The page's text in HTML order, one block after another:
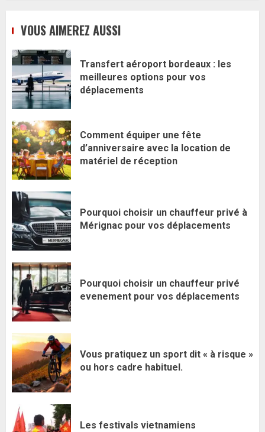
VOUS AIMEREZ AUSSI
Transfert aéroport bordeaux : les
meilleures options pour vos
déplacements
Comment équiper une fête
d’anniversaire avec la location de
matériel de réception
Pourquoi choisir un chauffeur privé à
Mérignac pour vos déplacements
Pourquoi choisir un chauffeur privé
evenement pour vos déplacements
Vous pratiquez un sport dit « à risque »
ou hors cadre habituel.
Les festivals vietnamiens